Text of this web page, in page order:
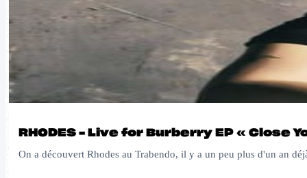
RHODES – Live for Burberry EP « Close
On a découvert Rhodes au Trabendo, il y a un peu plus d'un an